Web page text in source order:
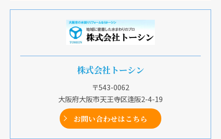
株式会社トーシン
〒543-0062
大阪府大阪市天王寺区逢阪2-4-19
お問い合わせはこちら